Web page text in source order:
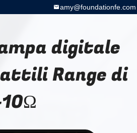
amy@foundationfe.com
digitale
Range di